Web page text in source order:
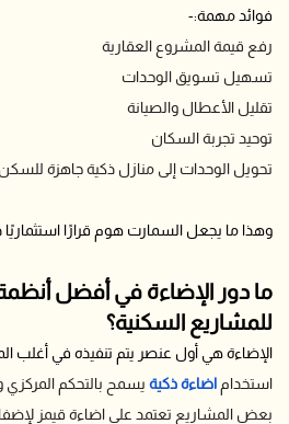
فوائد مهمة:-
رفع قيمة المشروع العقارية
تسهيل تسويق الوحدات
تقليل الأعطال والصيانة
توحيد تجربة السكان
تحويل الوحدات إلى منازل ذكية جاهزة
وهذا ما يجعل السمارت هوم قرارًا استثماريًا
ما دور الإضاءة في أفضل
للمشاريع السكنية؟
الإضاءة هي أول عنصر يتم تنفيذه في أغلب
استخدام اضاءة ذكية يسمح بالتحكم المركزي
بعض المشاريع تعتمد على اضاءة قيمز